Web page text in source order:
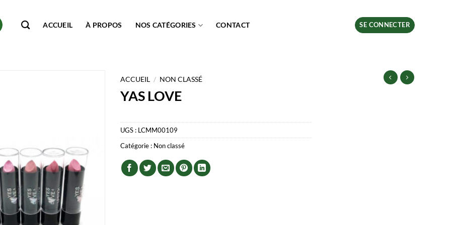
ACCUEIL À PROPOS NOS CATÉGORIES CONTACT SE CONNECTER
ACCUEIL / NON CLASSÉ
YAS LOVE
UGS : LCMM00109
Catégorie : Non classé